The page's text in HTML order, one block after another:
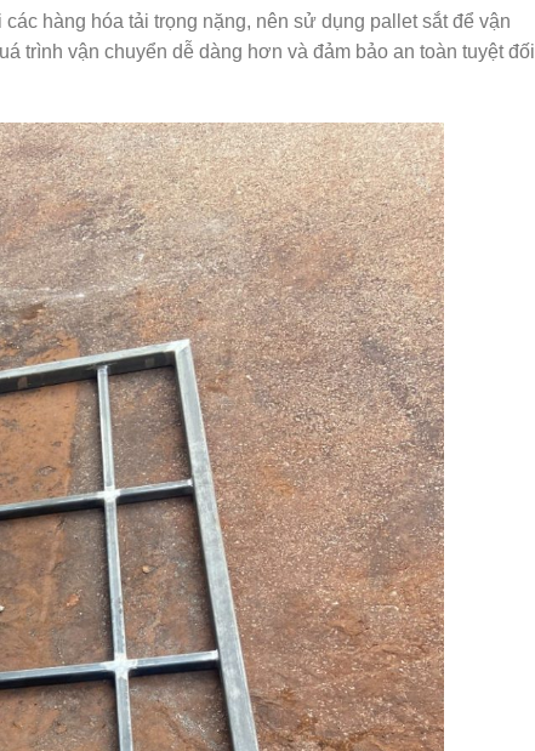
hàng hóa tải trọng nặng, nên sử dụng pallet sắt để vận
trình vận chuyển dễ dàng hơn và đảm bảo an toàn tuyệt đối